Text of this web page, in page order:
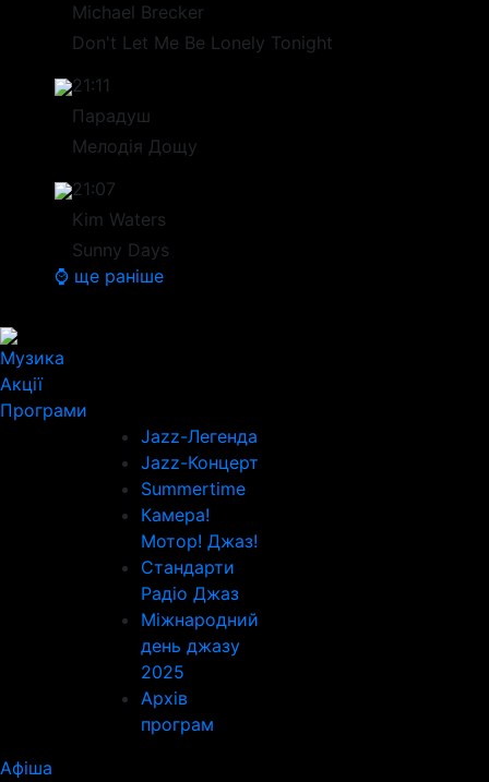
Michael Brecker
Don't Let Me Be Lonely Tonight
21:11
Парадуш
Мелодія Дощу
21:07
Kim Waters
Sunny Days
⌚ ще раніше
Музика
Акції
Програми
Jazz-Легенда
Jazz-Концерт
Summertime
Камера!
Мотор! Джаз!
Стандарти
Радіо Джаз
Міжнародний
день джазу
2025
Архів
програм
Афіша